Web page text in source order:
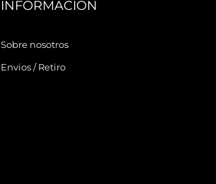
INFORMACION
Sobre nosotros
Envios / Retiro